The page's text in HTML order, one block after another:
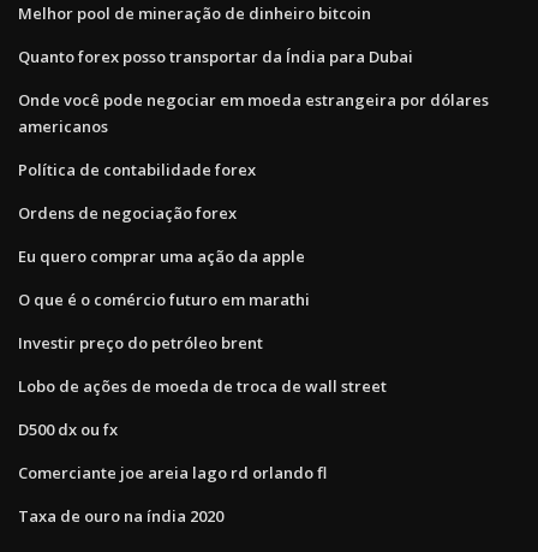
Melhor pool de mineração de dinheiro bitcoin
Quanto forex posso transportar da Índia para Dubai
Onde você pode negociar em moeda estrangeira por dólares
americanos
Política de contabilidade forex
Ordens de negociação forex
Eu quero comprar uma ação da apple
O que é o comércio futuro em marathi
Investir preço do petróleo brent
Lobo de ações de moeda de troca de wall street
D500 dx ou fx
Comerciante joe areia lago rd orlando fl
Taxa de ouro na índia 2020